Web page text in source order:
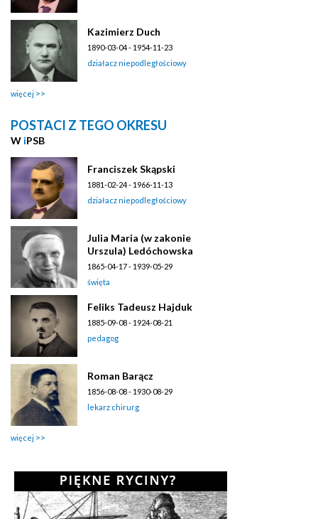
Kazimierz Duch
1890-03-04 - 1954-11-23
działacz niepodległościowy
więcej
POSTACI Z TEGO OKRESU
W iPSB
Franciszek Skąpski
1881-02-24 - 1966-11-13
działacz niepodległościowy
Julia Maria (w zakonie
Urszula) Ledóchowska
1865-04-17 - 1939-05-29
święta
Feliks Tadeusz Hajduk
1885-09-08 - 1924-08-21
pedagog
Roman Barącz
1856-08-08 - 1930-08-29
lekarz chirurg
więcej